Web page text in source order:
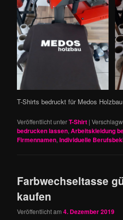
T-Shirts bedruckt für Medos Holzbau
Veröffentlicht unterT-Shirt |
bedrucken lassen,Arbeitskleidung
Firmennamen,Individuelle
Farbwechseltasse
kaufen
Veröffentlicht am4. Dezember 2019